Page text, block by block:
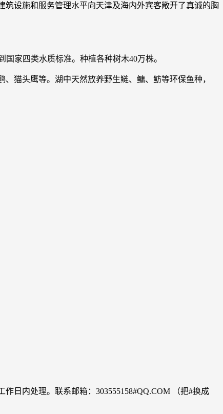
设施和服务管理水平向天津及海内外宾客敞开了真诚的胸
家四类水质标准。种植各种树木40万株。
猫头鹰等。湖中天然放养野生鲢、鳙、鲂等环保鱼种，
日内处理。联系邮箱：303555158#QQ.COM （把#换成